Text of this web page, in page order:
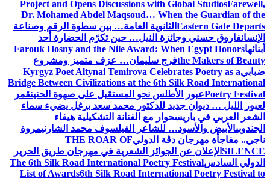
Project and Opens Discussions with Global StudiosFarewell,
Dr. Mohamed Abdel Maqsoud… When the Guardian of the
Eastern Gate Departs الثانوية العامة… بين سطوة الرقم وصناعة
الإنسانفاروق حسني وجائزة النيل… حين تكرّم الحضارة أحد
أبنائهاFarouk Hosny and the Nile Award: When Egypt Honors
the Makers of Beautyفرج سليمان… عزف متميز ومشروع
ضبابيKyrgyz Poet Altynai Temirova Celebrates Poetry as a
Bridge Between Civilizations at the 6th Silk Road International
Poetry Festivalعبور الأطلس نحو المستقبل على صهوة الحنينقمر
لعبور الليل … ديوان جديد للدكتور محمد سعد برغل يضيء سماء
الشعر العربي في باريسحوار مع الفنانة التشكيلية هيفاء
الجندوبيالأبيض والأسود… للشاعر الفيلسوف محمد الشارنيمروة
ناجي.. مفاجأة مهرجان دڨة الدوليTHE ROAR OF
SILENCE الإعلان عن الجوائز الشعرية في مهرجان طريق الحرير
الدولي السادسThe 6th Silk Road International Poetry Festival
List of Awards6th Silk Road International Poetry Festival to